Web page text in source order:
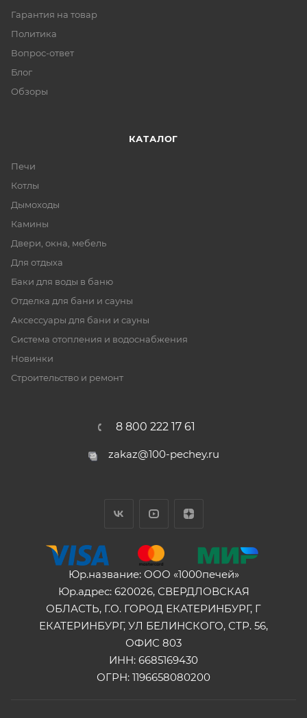
Гарантия на товар
Политика
Вопрос-ответ
Блог
Обзоры
КАТАЛОГ
Печи
Котлы
Дымоходы
Камины
Двери, окна, мебель
Для отдыха
Баки для воды в баню
Отделка для бани и сауны
Аксессуары для бани и сауны
Система отопления и водоснабжения
Новинки
Строительство и ремонт
8 800 222 17 61
zakaz@100-pechey.ru
Юр.название: ООО «1000печей»
Юр.адрес: 620026, СВЕРДЛОВСКАЯ
ОБЛАСТЬ, Г.О. ГОРОД ЕКАТЕРИНБУРГ, Г
ЕКАТЕРИНБУРГ, УЛ БЕЛИНСКОГО, СТР. 56,
ОФИС 803
ИНН: 6685169430
ОГРН: 1196658080200